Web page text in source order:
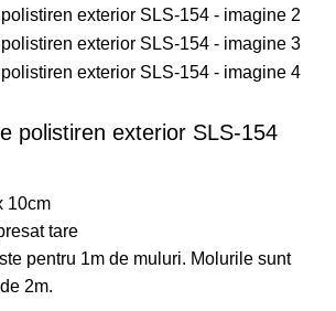
polistiren exterior SLS-154
10cm
tare
pentru 1m de muluri. Molurile sunt
2m.